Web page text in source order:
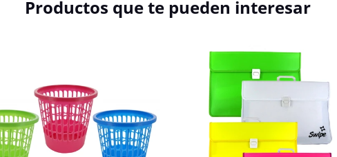
Productos que te pueden interesar